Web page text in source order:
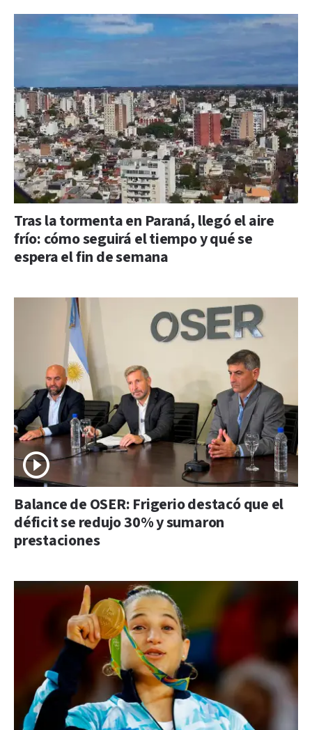
Tras la tormenta en Paraná, llegó el aire
frío: cómo seguirá el tiempo y qué se
espera el fin de semana
Balance de OSER: Frigerio destacó que el
déficit se redujo 30% y sumaron
prestaciones